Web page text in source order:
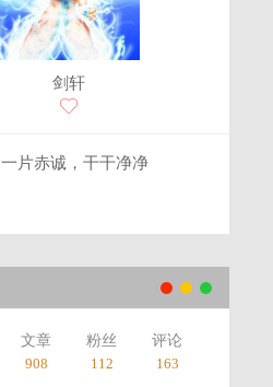
剑轩
一片赤诚，干干净净
文章
908
粉丝
112
评论
163